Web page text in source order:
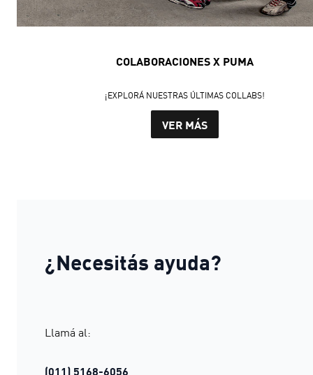
COLABORACIONES X PUMA
¡EXPLORÁ NUESTRAS ÚLTIMAS COLLABS!
VER MÁS
¿Necesitás ayuda?
Llamá al:
(011) 5168-6056